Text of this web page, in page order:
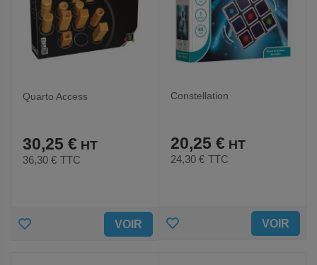
Quarto Access
30,25 €
36,30 € TTC
AJOUTER VOIR
Constellation
20,25 €
24,30 € TTC
AJOUTER VOIR